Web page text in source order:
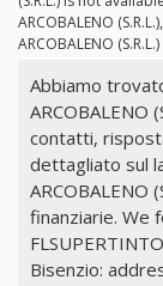
ARCOBALENO
ARCOBALENO
Abbiamo
ARCOBALENO
contatti,
dettagliato sul
ARCOBALENO
finanziarie. We
Bisenzio: